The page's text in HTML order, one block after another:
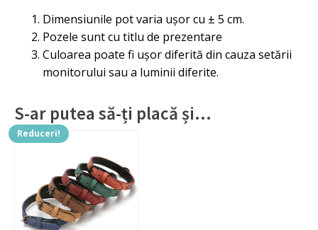
Dimensiunile pot varia ușor cu ± 5 cm.
Pozele sunt cu titlu de prezentare
Culoarea poate fi ușor diferită din cauza setării
monitorului sau a luminii diferite.
S-ar putea să-ți placă și…
Reduceri!
Acest
mai
multe
variații.